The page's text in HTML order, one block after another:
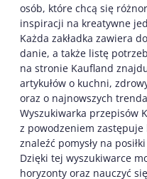
osób, które chcą się
inspiracji na kreatywne
Każda zakładka zawiera
danie, a także listę
na stronie Kaufland
artykułów o kuchni,
oraz o najnowszych
Wyszukiwarka przepisów
z powodzeniem
znaleźć pomysły na
Dzięki tej wyszukiwarce
horyzonty oraz nauczyć